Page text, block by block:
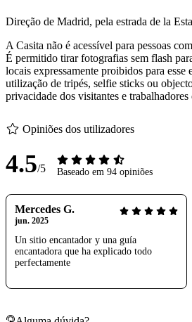
Direção de Madrid, pela estrada de la
A Casita não é acessível para pessoas
É permitido tirar fotografias sem flash
locais expressamente proibidos para
utilização de tripés, selfie sticks ou
privacidade dos visitantes e trabalhadores
Opiniões dos utilizadores
4.5/5 Baseado em 94 opiniões
Mercedes G.
jun. 2025
Un sitio encantador y una guía
encantadora que ha explicado todo
perfectamente